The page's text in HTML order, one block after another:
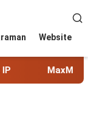
Website
GeoLite: